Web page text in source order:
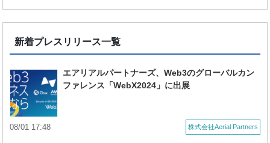
新着プレスリリース一覧
エアリアルパートナーズ、Web3のグローバルカン
ファレンス「WebX2024」に出展
株式会社Aerial Partners
08/01 17:48